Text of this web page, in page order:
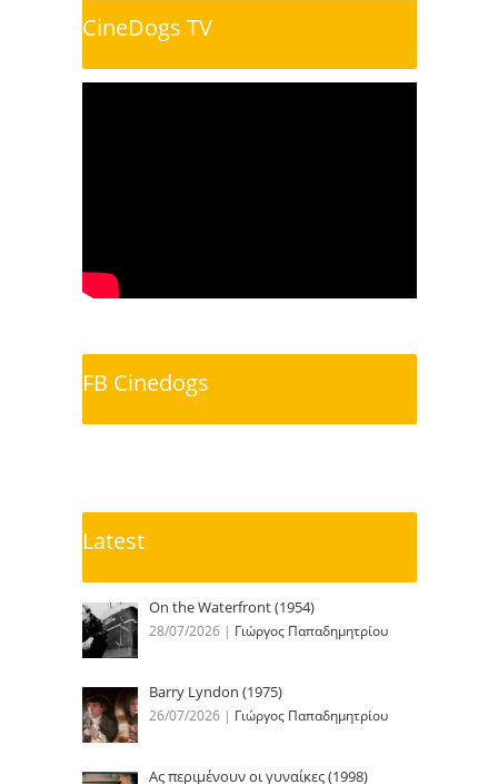
CineDogs TV
FB Cinedogs
Latest
On the Waterfront (1954)
28/07/2026 | Γιώργος Παπαδημητρίου
Barry Lyndon (1975)
26/07/2026 | Γιώργος Παπαδημητρίου
Ας περιμένουν οι γυναίκες (1998)